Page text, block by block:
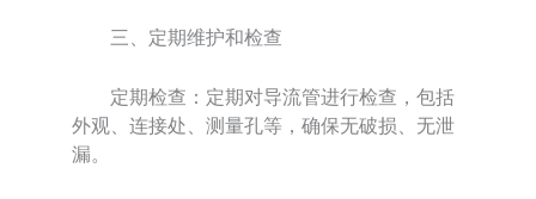
三、定期维护和检查
定期检查：定期对导流管进行检查，包括
外观、连接处、测量孔等，确保无破损、无泄
漏。